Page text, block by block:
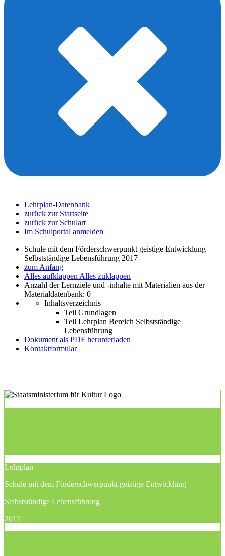
Lehrplan-Datenbank
zurück zur Startseite
zurück zur Schulart
Im Schulportal anmelden
Schule mit dem Förderschwerpunkt geistige Entwicklung
Selbstständige Lebensführung 2017
zum Anfang
Alles aufklappen Alles zuklappen
Anzahl der Lernziele und -inhalte mit Materialien aus der
Materialdatenbank: 0
Inhaltsverzeichnis
Teil Grundlagen
Teil Lehrplan Bereich Selbstständige
Lebensführung
Dokument als PDF herunterladen
Kontaktformular
Lehrplan
Schule mit dem Förderschwerpunkt geistige Entwicklung
Selbstständige Lebensführung
2017